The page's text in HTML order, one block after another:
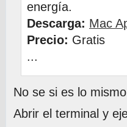
energía.
Descarga: Mac
Precio: Gratis
...
No se si es lo
Abrir el terminal y